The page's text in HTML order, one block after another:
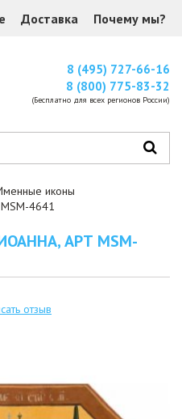
Доставка Почему мы?
8 (495) 727-66-16
8 (800) 775-83-32
(Бесплатно для всех регионов России)
иконы
4641
АРТ MSM-
отзыв